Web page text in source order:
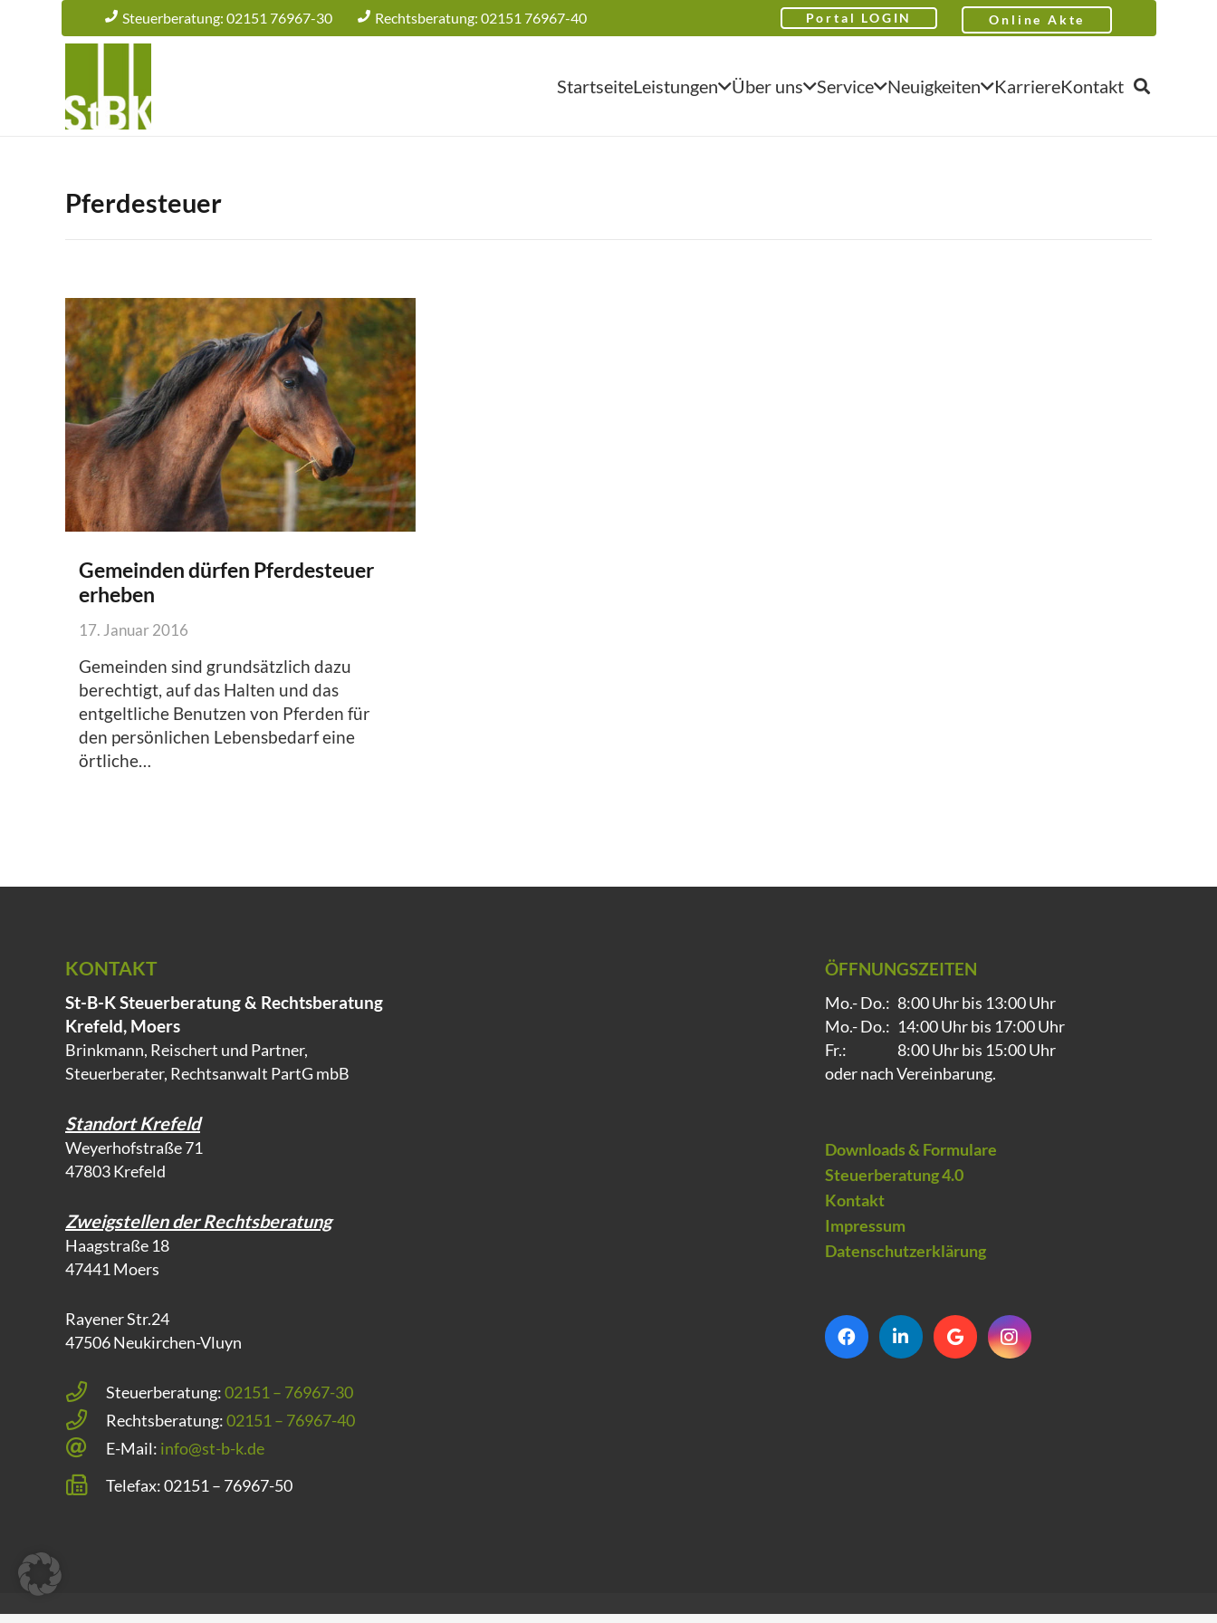
Steuerberatung: 02151 76967-30 Rechtsberatung: 02151 76967-40 Portal LOGIN Online Akte
StartseiteLeistungen Über uns Service Neuigkeiten KarriereKontakt
Pferdesteuer
Gemeinden dürfen Pferdesteuer
erheben
17. Januar 2016
Gemeinden sind grundsätzlich dazu
berechtigt, auf das Halten und das
entgeltliche Benutzen von Pferden für
den persönlichen Lebensbedarf eine
örtliche…
KONTAKT
St-B-K Steuerberatung & Rechtsberatung
Krefeld, Moers
Brinkmann, Reischert und Partner,
Steuerberater, Rechtsanwalt PartG mbB
Standort Krefeld
Weyerhofstraße 71
47803 Krefeld
Zweigstellen der Rechtsberatung
Haagstraße 18
47441 Moers
Rayener Str.24
47506 Neukirchen-Vluyn
Steuerberatung:02151 – 76967-30
Rechtsberatung:02151 – 76967-40
E-Mail: info@st-b-k.de
Telefax: 02151 – 76967-50
ÖFFNUNGSZEITEN
Mo.- Do.: 8:00 Uhr bis 13:00 Uhr
Mo.- Do.: 14:00 Uhr bis 17:00 Uhr
Fr.:
8:00 Uhr bis 15:00 Uhr
oder nach Vereinbarung.
Downloads & Formulare
Steuerberatung 4.0
Kontakt
Impressum
Datenschutzerklärung